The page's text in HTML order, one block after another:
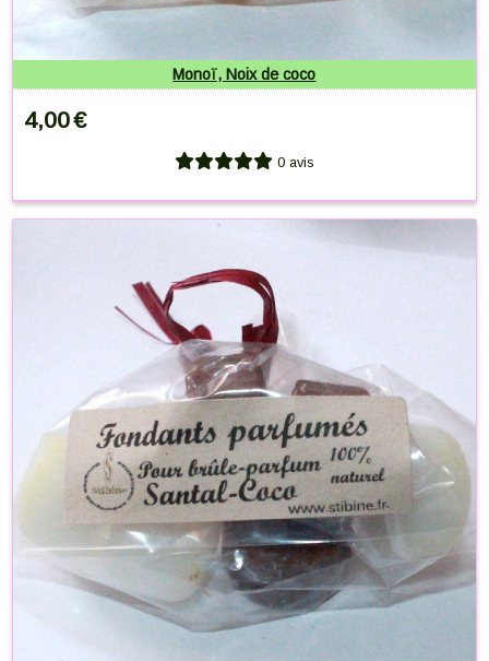
Monoï, Noix de coco
4,00€
0 avis